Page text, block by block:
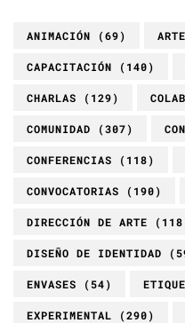
ANIMACIÓN (69) ARTE
CAPACITACIÓN (140)
CHARLAS (129)
COMUNIDAD (307)
CONFERENCIAS (118)
CONVOCATORIAS (190)
DIRECCIÓN DE ARTE
DISEÑO DE IDENTIDAD
ENVASES (54)
EXPERIMENTAL (290)